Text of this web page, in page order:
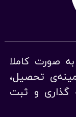
صورت کاملا
تحصیل،
گذاری و ثبت